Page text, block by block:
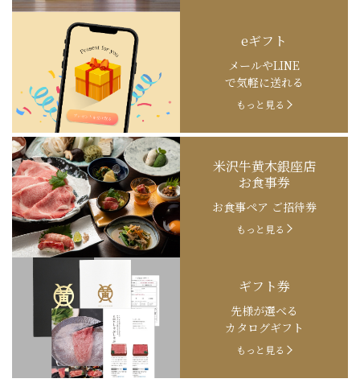
eギフト
メールやLINE
で気軽に送れる
もっと見る
米沢牛黄木銀座店
お食事券
お食事ペア ご招待券
もっと見る
ギフト券
先様が選べる
カタログギフト
もっと見る